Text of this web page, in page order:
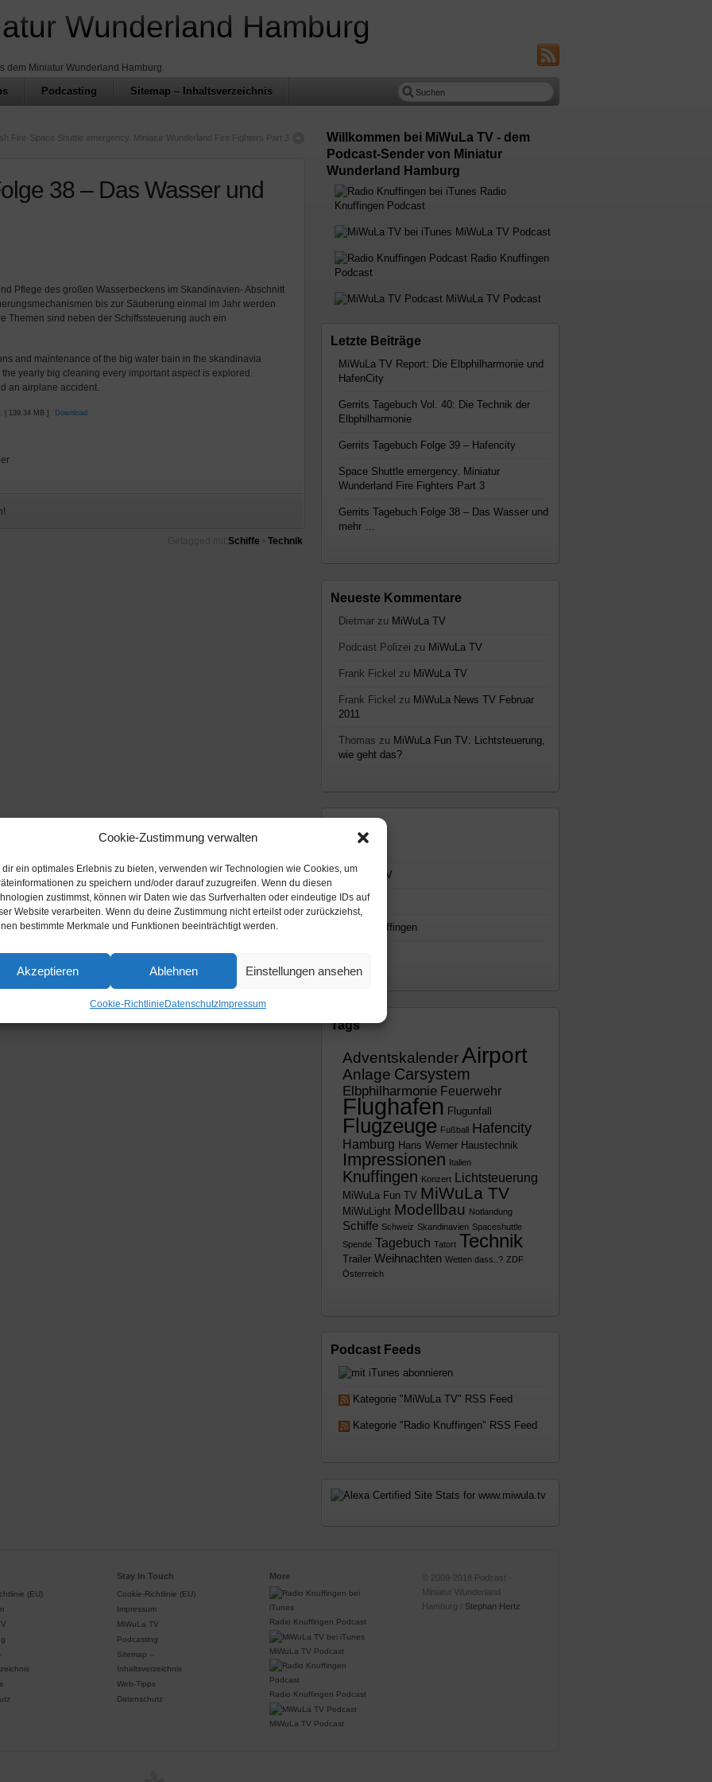
Cookie-Zustimmung verwalten
dir ein optimales Erlebnis zu bieten, verwenden wir Technologien wie Cookies, um
zu speichern und/oder darauf zuzugreifen. Wenn du diesen
zustimmst, können wir Daten wie das Surfverhalten oder eindeutige IDs auf
Website verarbeiten. Wenn du deine Zustimmung nicht erteilst oder zurückziehst,
bestimmte Merkmale und Funktionen beeinträchtigt werden.
Akzeptieren Ablehnen Einstellungen ansehen
Cookie-Richtlinie DatenschutzImpressum
Wunderland Hamburg
dem Miniatur Wunderland Hamburg.
Podcasting Sitemap – Inhaltsverzeichnis
Fire Space Shuttle emergency. Miniatur Wunderland Fire Fighters Part 3
38 – Das Wasser und
Pflege des großen Wasserbeckens im Skandinavien- Abschnitt
bis zur Säuberung einmal im Jahr werden
Themen sind neben der Schiffssteuerung auch ein
and maintenance of the big water bain in the skandinavia
yearly big cleaning every important aspect is explored.
an airplane accident.
| 139.34 MB ] Download
Schiffe Technik
Willkommen bei MiWuLa TV - dem
Podcast-Sender von Miniatur
Wunderland Hamburg
Radio
Knuffingen Podcast
MiWuLa TV Podcast
Radio Knuffingen
Podcast
MiWuLa TV Podcast
Letzte Beiträge
MiWuLa TV Report: Die Elbphilharmonie und
HafenCity
Gerrits Tagebuch Vol. 40: Die Technik der
Elbphilharmonie
Gerrits Tagebuch Folge 39 – Hafencity
Space Shuttle emergency. Miniatur
Wunderland Fire Fighters Part 3
Gerrits Tagebuch Folge 38 – Das Wasser und
mehr …
Neueste Kommentare
Dietmar zu MiWuLa TV
Podcast Polizei zu MiWuLa TV
Frank Fickel zu MiWuLa TV
Frank Fickel zu MiWuLa News TV Februar
2011
Thomas zu MiWuLa Fun TV: Lichtsteuerung,
wie geht das?
MiWuLa TV
Podcast
Radio Knuffingen
Tags
AdventskalenderAirport
Anlage Carsystem
Elbphilharmonie Feuerwehr
Flughafen Flugunfall
Flugzeuge Fußball Hafencity
Hamburg Hans Werner Haustechnik
Impressionen Italien
Knuffingen Konzert Lichtsteuerung
MiWuLa Fun TV MiWuLa TV
MiWuLight Modellbau Notlandung
Schiffe Schweiz Skandinavien Spaceshuttle
Spende Tagebuch Tatort Technik
Trailer Weihnachten Wetten dass..? ZDF
Österreich
Podcast Feeds
Kategorie "MiWuLa TV" RSS Feed
Kategorie "Radio Knuffingen" RSS Feed
(EU)
Stay In Touch
Cookie-Richtlinie (EU)
Impressum
MiWuLa TV
Podcasting
Sitemap –
Inhaltsverzeichnis
Web-Tipps
Datenschutz
More
Radio Knuffingen Podcast
MiWuLa TV Podcast
Radio Knuffingen Podcast
MiWuLa TV Podcast
© 2009-2018 Podcast -
Miniatur Wunderland
Hamburg / Stephan Hertz